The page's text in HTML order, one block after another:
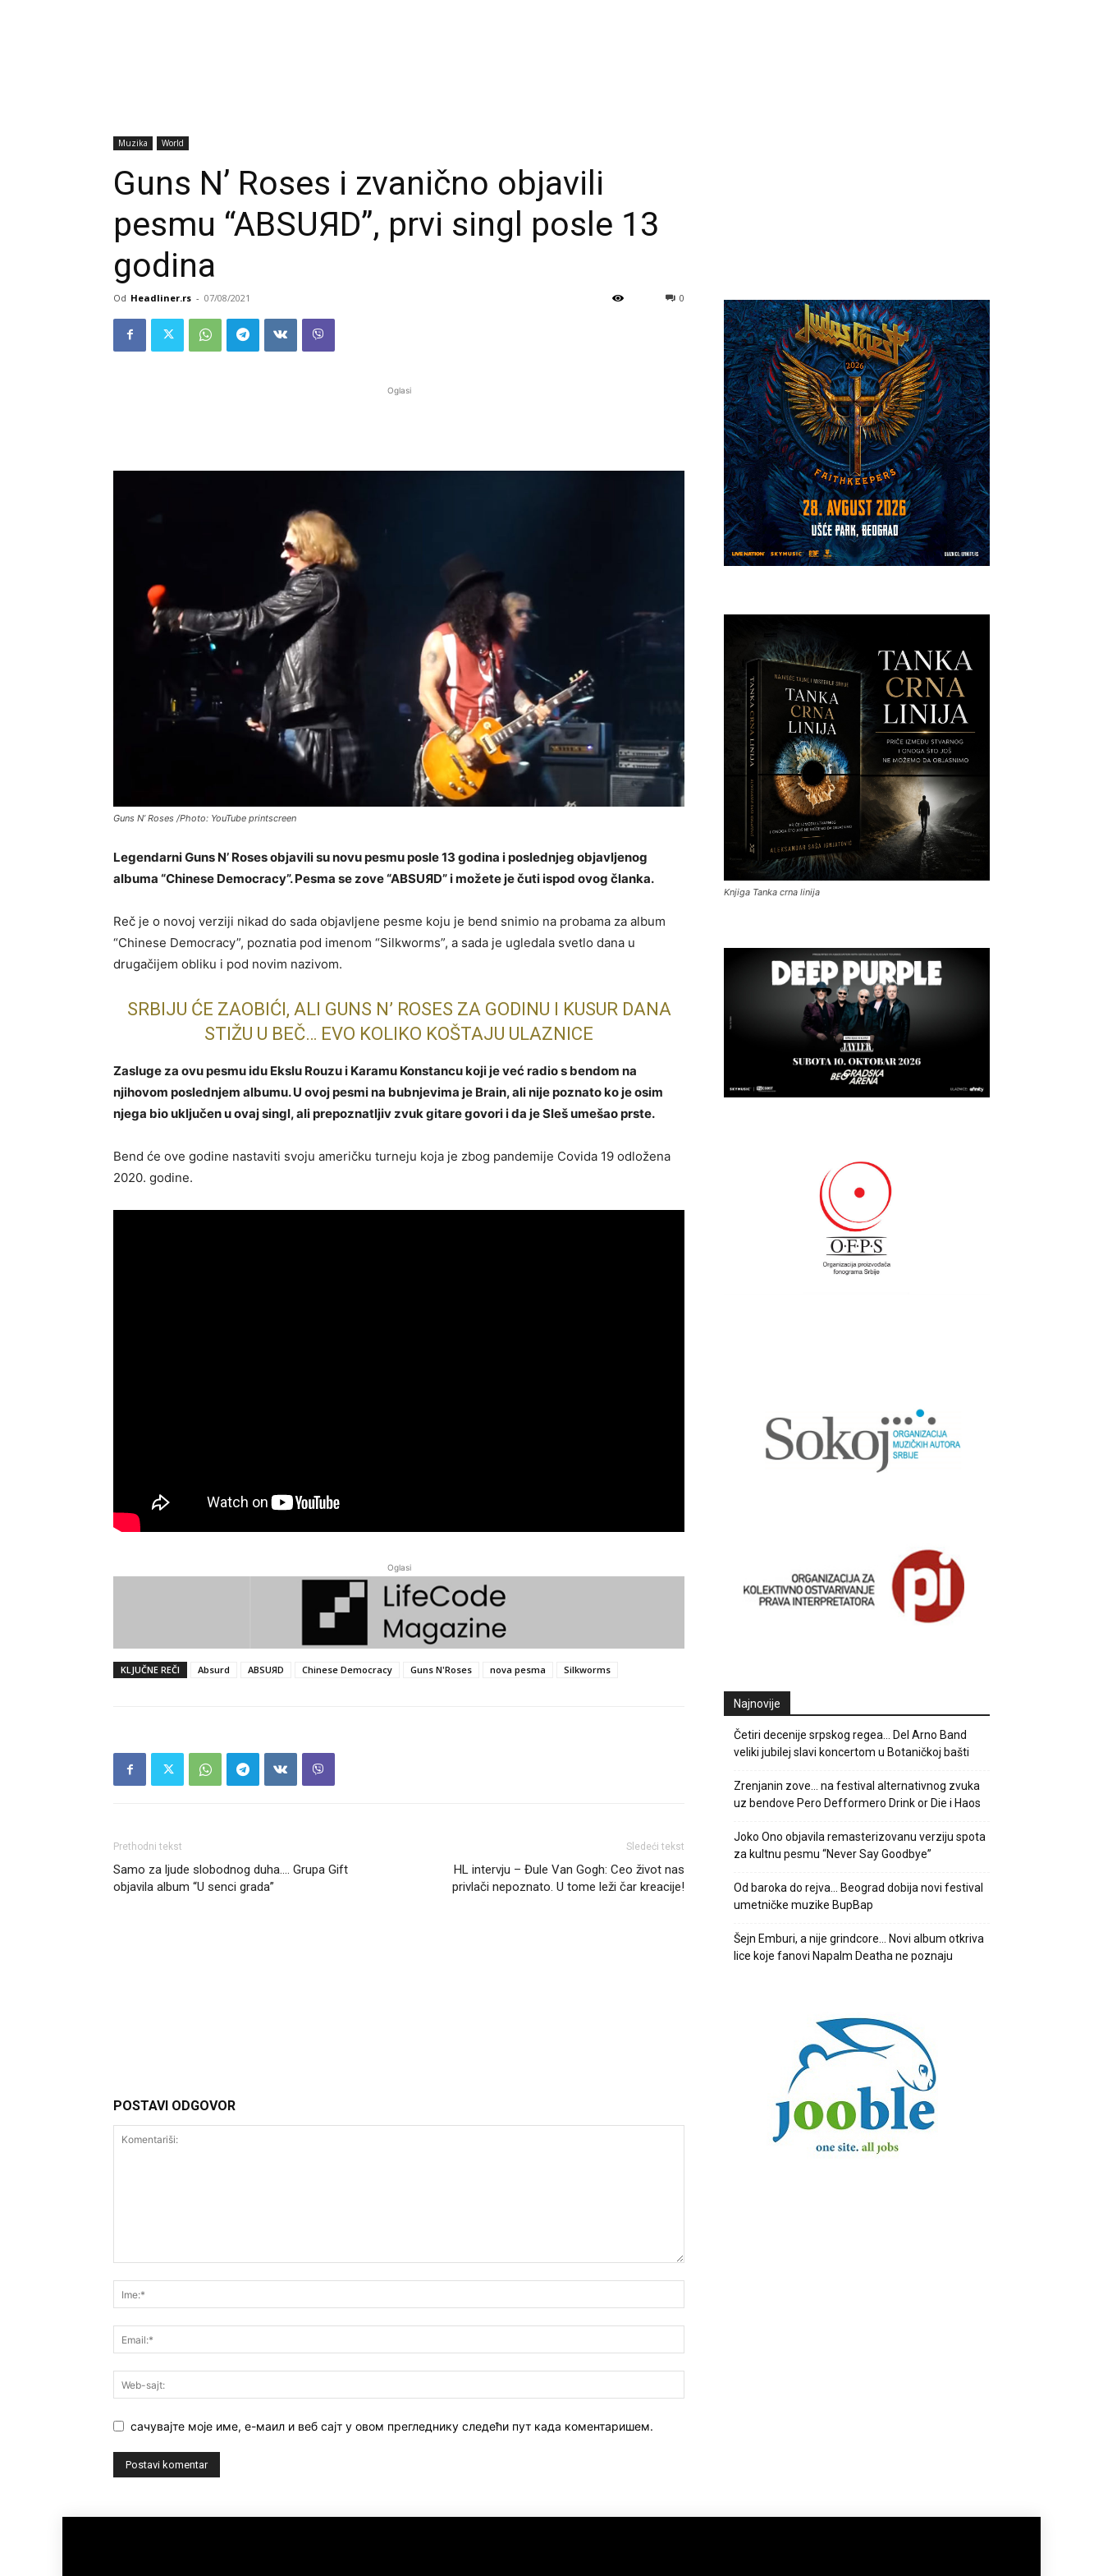
Muzika World
Guns N’ Roses i zvanično objavili
pesmu “ABSUЯD”, prvi singl posle 13
godina
Od Headliner.rs - 07/08/2021 0
Oglasi
Guns N’ Roses /Photo: YouTube printscreen
Legendarni Guns N’ Roses objavili su novu pesmu posle 13 godina i poslednjeg objavljenog
albuma “Chinese Democracy”. Pesma se zove “ABSUЯD” i možete je čuti ispod ovog članka.
Reč je o novoj verziji nikad do sada objavljene pesme koju je bend snimio na probama za album
“Chinese Democracy”, poznatia pod imenom “Silkworms”, a sada je ugledala svetlo dana u
drugačijem obliku i pod novim nazivom.
SRBIJU ĆE ZAOBIĆI, ALI GUNS N’ ROSES ZA GODINU I KUSUR DANA
STIŽU U BEČ… EVO KOLIKO KOŠTAJU ULAZNICE
Zasluge za ovu pesmu idu Ekslu Rouzu i Karamu Konstancu koji je već radio s bendom na
njihovom poslednjem albumu. U ovoj pesmi na bubnjevima je Brain, ali nije poznato ko je osim
njega bio uključen u ovaj singl, ali prepoznatljiv zvuk gitare govori i da je Sleš umešao prste.
Bend će ove godine nastaviti svoju američku turneju koja je zbog pandemije Covida 19 odložena
2020. godine.
Oglasi
KLJUČNE REČI Absurd ABSUЯD Chinese Democracy Guns N'Roses nova pesma Silkworms
Prethodni tekst
Samo za ljude slobodnog duha…. Grupa Gift
objavila album “U senci grada”
Sledeći tekst
HL intervju – Đule Van Gogh: Ceo život nas
privlači nepoznato. U tome leži čar kreacije!
POSTAVI ODGOVOR
сачувајте моје име, е-маил и веб сајт у овом прегледнику следећи пут када коментаришем.
Knjiga Tanka crna linija
Najnovije
Četiri decenije srpskog regea… Del Arno Band
veliki jubilej slavi koncertom u Botaničkoj bašti
Zrenjanin zove… na festival alternativnog zvuka
uz bendove Pero Defformero Drink or Die i Haos
Joko Ono objavila remasterizovanu verziju spota
za kultnu pesmu “Never Say Goodbye”
Od baroka do rejva… Beograd dobija novi festival
umetničke muzike BupBap
Šejn Emburi, a nije grindcore… Novi album otkriva
lice koje fanovi Napalm Deatha ne poznaju